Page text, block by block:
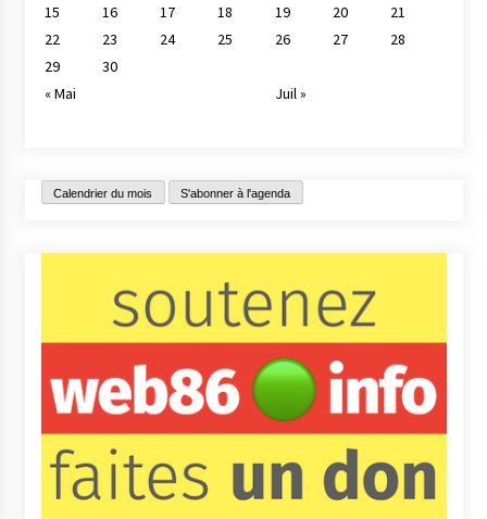
15
16 17 18 19 20
21
22
23 24 25 26 27
28
29
30
« Mai
Juil »
Calendrier du mois S'abonner à l'agenda